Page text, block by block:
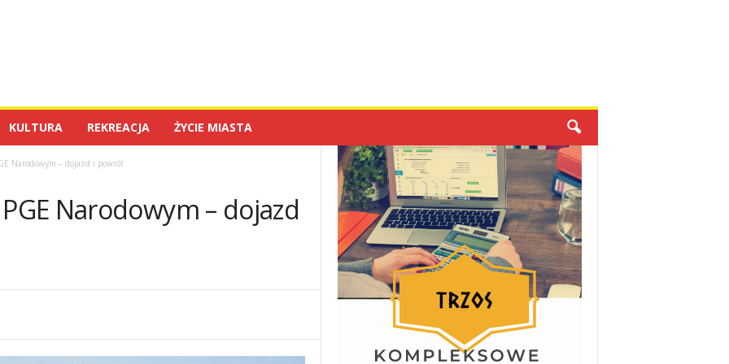
KULTURA REKREACJA ŻYCIE MIASTA
Narodowym – dojazd i powrót
Narodowym – dojazd